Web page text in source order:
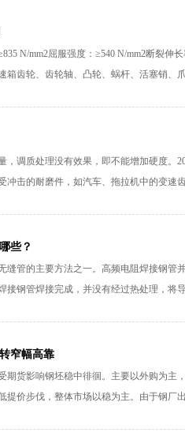
N/mm2屈服强度：≥540 N/mm2断裂
箱齿轮、齿轮轴、凸轮、蜗杆、活塞销、
，调质处理没有效果，即不能增加硬度
冲击的耐磨件，如汽车、拖拉机中的变
些？
缝管的主要方法之一。高频电阻焊接钢
接钢管焊接完成，并没有经过热处理，
窄幅高靠
期货影响钢坯稳中徘徊。主要以外购为
提价步伐，整体市场以稳为主。由于钢